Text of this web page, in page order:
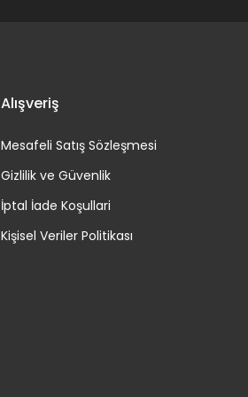
Alışveriş
Mesafeli Satış Sözleşmesi
Gizlilik ve Güvenlik
İptal İade Koşullari
Kişisel Veriler Politikası